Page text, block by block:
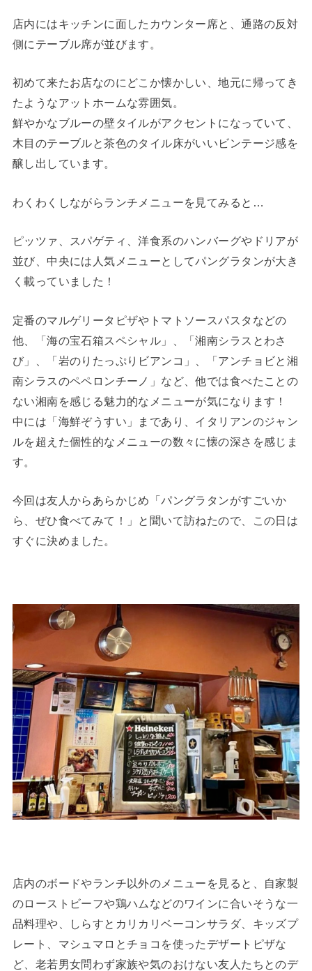
店内にはキッチンに面したカウンター席と、通路の反対
側にテーブル席が並びます。
初めて来たお店なのにどこか懐かしい、地元に帰ってき
たようなアットホームな雰囲気。
鮮やかなブルーの壁タイルがアクセントになっていて、
木目のテーブルと茶色のタイル床がいいビンテージ感を
醸し出しています。
わくわくしながらランチメニューを見てみると…
ピッツァ、スパゲティ、洋食系のハンバーグやドリアが
並び、中央には人気メニューとしてパングラタンが大き
く載っていました！
定番のマルゲリータピザやトマトソースパスタなどの
他、「海の宝石箱スペシャル」、「湘南シラスとわさ
び」、「岩のりたっぷりビアンコ」、「アンチョビと湘
南シラスのペペロンチーノ」など、他では食べたことの
ない湘南を感じる魅力的なメニューが気になります！
中には「海鮮ぞうすい」まであり、イタリアンのジャン
ルを超えた個性的なメニューの数々に懐の深さを感じま
す。
今回は友人からあらかじめ「パングラタンがすごいか
ら、ぜひ食べてみて！」と聞いて訪ねたので、この日は
すぐに決めました。
店内のボードやランチ以外のメニューを見ると、自家製
のローストビーフや鶏ハムなどのワインに合いそうな一
品料理や、しらすとカリカリベーコンサラダ、キッズプ
レート、マシュマロとチョコを使ったデザートピザな
ど、老若男女問わず家族や気のおけない友人たちとのデ